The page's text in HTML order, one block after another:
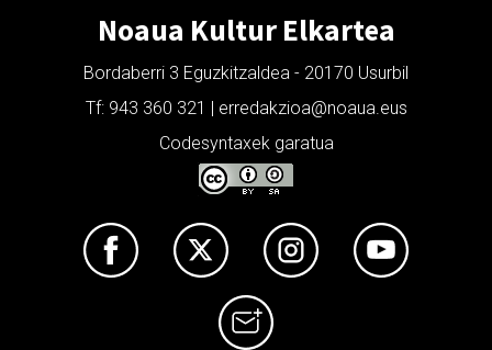
Noaua Kultur Elkartea
Bordaberri 3 Eguzkitzaldea - 20170 Usurbil
Tf: 943 360 321 | erredakzioa@noaua.eus
Codesyntaxek garatua